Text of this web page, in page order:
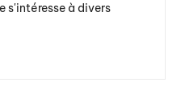
s'intéresse à divers